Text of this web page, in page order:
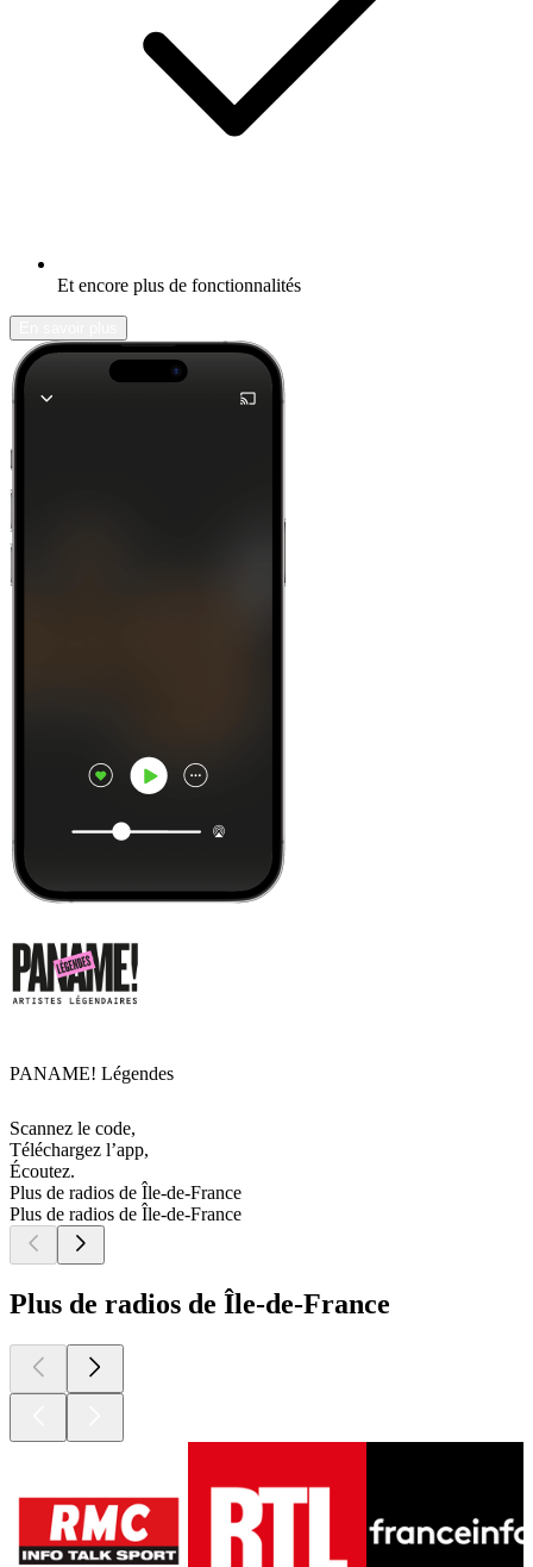
Et encore plus de fonctionnalités
PANAME! Légendes
Scannez le code,
Téléchargez l’app,
Écoutez.
Plus de radios de Île-de-France
Plus de radios de Île-de-France
Plus de radios de Île-de-France